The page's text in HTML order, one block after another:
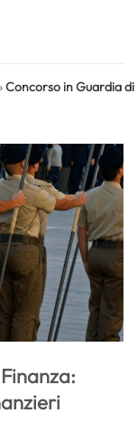
Concorso in Guardia di